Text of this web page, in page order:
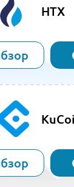
HTX